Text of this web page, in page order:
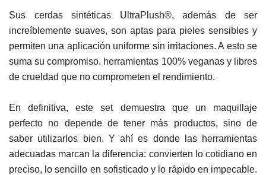
Sus cerdas sintéticas UltraPlush®, además de ser
increíblemente suaves, son aptas para pieles sensibles y
permiten una aplicación uniforme sin irritaciones. A esto se
suma su compromiso. herramientas 100% veganas y libres
de crueldad que no comprometen el rendimiento.
En definitiva, este set demuestra que un maquillaje
perfecto no depende de tener más productos, sino de
saber utilizarlos bien. Y ahí es donde las herramientas
adecuadas marcan la diferencia: convierten lo cotidiano en
preciso, lo sencillo en sofisticado y lo rápido en impecable.